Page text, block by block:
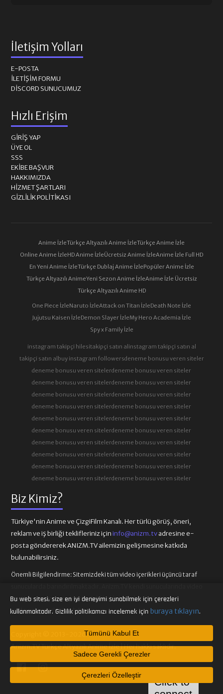
Biz Kimiz?
Türkiye'nin Anime ve ÇizgiFilm Kanalı. Her türlü görüş, öneri,
reklam ve iş birliği teklifleriniz içininfo@anizm.tvadresine e-
posta göndererek ANIZM.TV ailemizin gelişmesine katkıda
bulunabilirsiniz.
Önemli Bilgilendirme: Sitemizdeki tüm video içerikleri üçüncü taraf
içeriği barındırmamaktadır. Telif hakkı talepleri ilgili video
sağlayıcılarına iletilmelidir.
Copyright © 2013-2026
Anizm.TV Türkçe Altyazılı Anime İzle | Her hakkı saklıdır.
İletişim Yolları
E-POSTA
İLETIŞIM FORMU
DISCORD SUNUCUMUZ
Hızlı Erişim
GIRIŞ YAP
ÜYE OL
SSS
EKIBE BAŞVUR
HAKKIMIZDA
HIZMET ŞARTLARI
GIZLILIK POLITIKASI
Anime İzleTürkçe Altyazılı Anime İzleTürkçe Anime İzle
Online Anime İzleHD Anime İzleÜcretsiz Anime İzleAnime İzle Full HD
En Yeni Anime İzleTürkçe Dublaj Anime İzlePopüler Anime İzle
Türkçe Altyazılı AnimeYeni Sezon Anime İzleAnime İzle Ücretsiz
Türkçe Altyazılı Anime HD
One Piece İzleNaruto İzleAttack on Titan İzleDeath Note İzle
Jujutsu Kaisen İzleDemon Slayer İzleMy Hero Academia İzle
Spy x Family İzle
instagram takipçi hilesitakipçi satın alinstagram takipçi satın al
takipçi satın albuy instagram followersdeneme bonusu veren siteler
deneme bonusu veren sitelerdeneme bonusu veren siteler
deneme bonusu veren sitelerdeneme bonusu veren siteler
deneme bonusu veren sitelerdeneme bonusu veren siteler
deneme bonusu veren sitelerdeneme bonusu veren siteler
deneme bonusu veren sitelerdeneme bonusu veren siteler
deneme bonusu veren sitelerdeneme bonusu veren siteler
deneme bonusu veren sitelerdeneme bonusu veren siteler
deneme bonusu veren sitelerdeneme bonusu veren siteler
deneme bonusu veren sitelerdeneme bonusu veren siteler
deneme bonusu veren sitelerdeneme bonusu veren siteler
Bu web sitesi, size en iyi deneyimi sunabilmek için çerezleri
kullanmaktadır. Gizlilik politikamızı incelemek için buraya tıklayın.
Tümünü Kabul Et
Sadece Gerekli Çerezler
Çerezleri Özelleştir